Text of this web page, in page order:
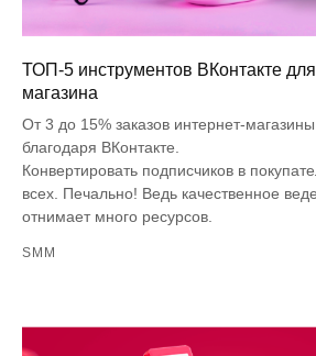
ТОП-5 инструментов ВКонтакте
магазина
От 3 до 15% заказов интернет-
благодаря ВКонтакте.
Конвертировать подписчиков в
всех. Печально! Ведь качественное
отнимает много ресурсов.
SMM